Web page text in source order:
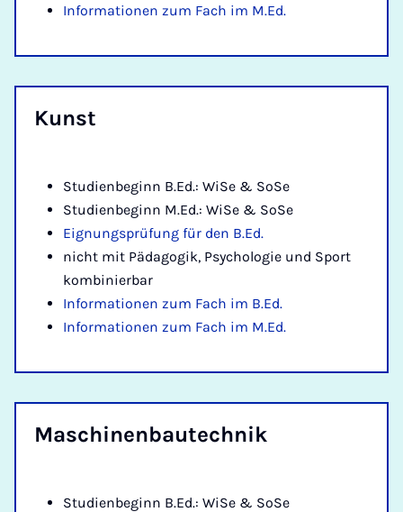
Informationen zum Fach im M.Ed.
Kunst
Studienbeginn B.Ed.: WiSe & SoSe
Studienbeginn M.Ed.: WiSe & SoSe
Eignungsprüfung für den B.Ed.
nicht mit Pädagogik, Psychologie und Sport
kombinierbar
Informationen zum Fach im B.Ed.
Informationen zum Fach im M.Ed.
Ma­schi­nen­bau­tech­nik
Studienbeginn B.Ed.: WiSe & SoSe